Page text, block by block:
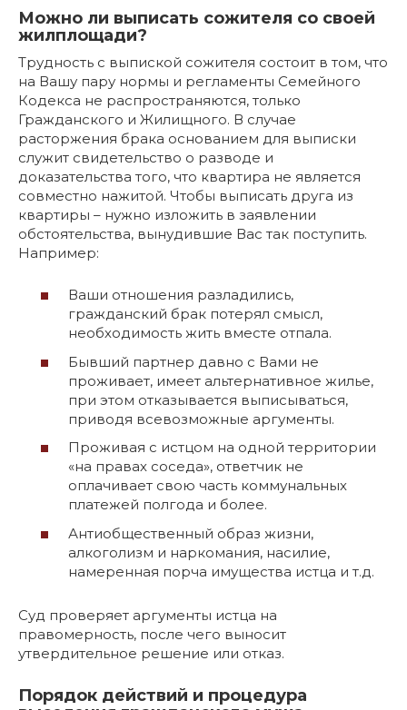
Можно ли выписать сожителя со своей
жилплощади?
Трудность с выпиской сожителя состоит в том, что
на Вашу пару нормы и регламенты Семейного
Кодекса не распространяются, только
Гражданского и Жилищного. В случае
расторжения брака основанием для выписки
служит свидетельство о разводе и
доказательства того, что квартира не является
совместно нажитой. Чтобы выписать друга из
квартиры – нужно изложить в заявлении
обстоятельства, вынудившие Вас так поступить.
Например:
Ваши отношения разладились,
гражданский брак потерял смысл,
необходимость жить вместе отпала.
Бывший партнер давно с Вами не
проживает, имеет альтернативное жилье,
при этом отказывается выписываться,
приводя всевозможные аргументы.
Проживая с истцом на одной территории
«на правах соседа», ответчик не
оплачивает свою часть коммунальных
платежей полгода и более.
Антиобщественный образ жизни,
алкоголизм и наркомания, насилие,
намеренная порча имущества истца и т.д.
Суд проверяет аргументы истца на
правомерность, после чего выносит
утвердительное решение или отказ.
Порядок действий и процедура